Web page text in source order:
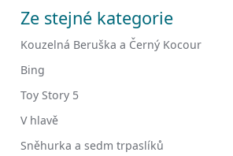
Ze stejné kategorie
Kouzelná Beruška a Černý Kocour
Bing
Toy Story 5
V hlavě
Sněhurka a sedm trpaslíků